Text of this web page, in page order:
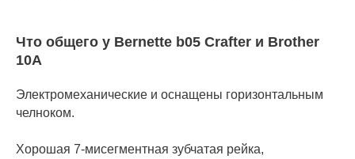
Что общего у Bernette b05 Crafter и Brother
10A
Электромеханические и оснащены горизонтальным
челноком.
Хорошая 7-мисегментная зубчатая рейка,